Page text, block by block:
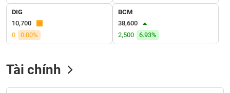
DIG
10,700
0
0.00%
BCM
38,600
2,500
6.93%
Tài chính
Mã
chứng
khoán
(-)
đạo